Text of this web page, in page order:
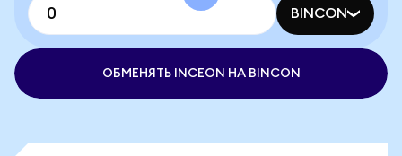
BINCON
ОБМЕНЯТЬ INCEON НА BINCON